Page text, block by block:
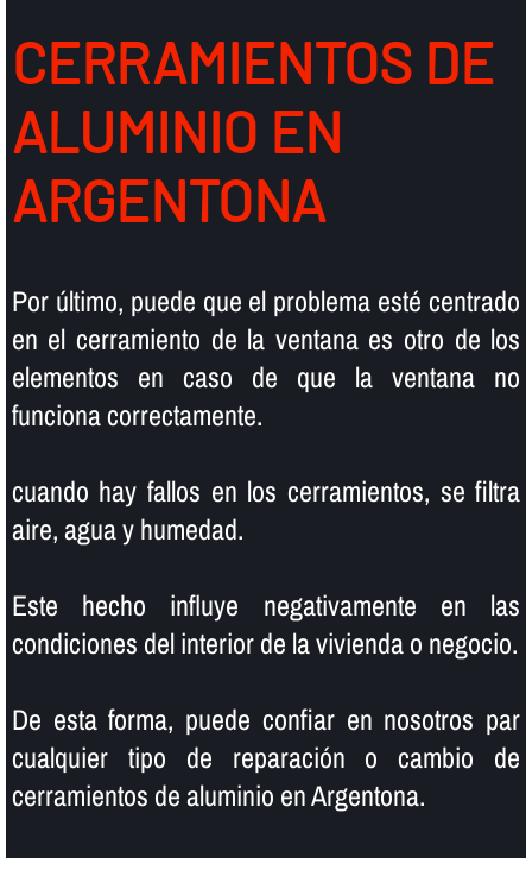
CERRAMIENTOS DE
ALUMINIO EN
ARGENTONA
Por último, puede que el problema esté centrado
en el cerramiento de la ventana es otro de los
elementos en caso de que la ventana no
funciona correctamente.
cuando hay fallos en los cerramientos, se filtra
aire, agua y humedad.
Este hecho influye negativamente en las
condiciones del interior de la vivienda o negocio.
De esta forma, puede confiar en nosotros par
cualquier tipo de reparación o cambio de
cerramientos de aluminio en Argentona.